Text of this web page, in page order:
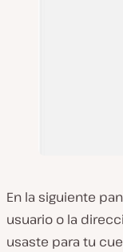
En la siguiente
usuario o la
usaste para tu